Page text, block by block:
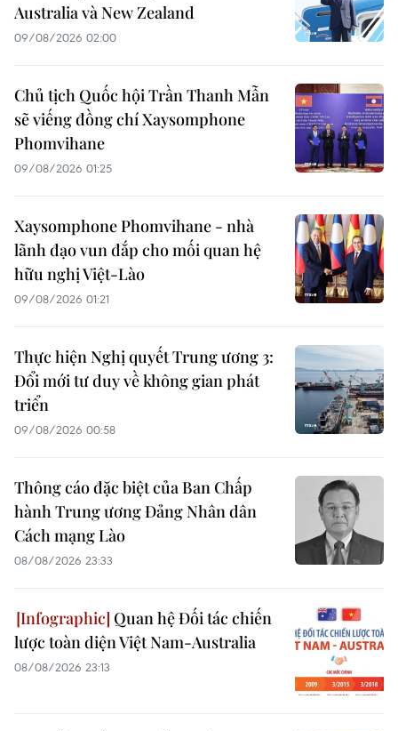
Australia và New Zealand
09/08/2026 02:00
Chủ tịch Quốc hội Trần Thanh Mẫn
sẽ viếng đồng chí Xaysomphone
Phomvihane
09/08/2026 01:25
Xaysomphone Phomvihane - nhà
lãnh đạo vun đắp cho mối quan hệ
hữu nghị Việt-Lào
09/08/2026 01:21
Thực hiện Nghị quyết Trung ương 3:
Đổi mới tư duy về không gian phát
triển
09/08/2026 00:58
Thông cáo đặc biệt của Ban Chấp
hành Trung ương Đảng Nhân dân
Cách mạng Lào
08/08/2026 23:33
Quan hệ Đối tác chiến
lược toàn diện Việt Nam-Australia
08/08/2026 23:13